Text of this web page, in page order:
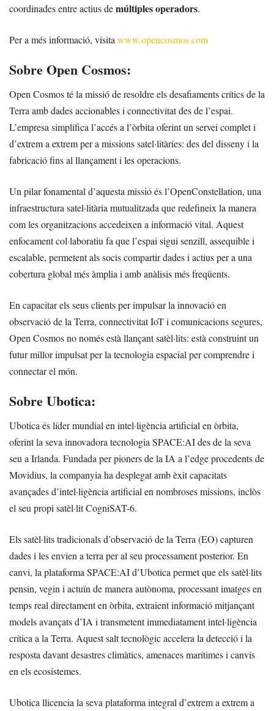
coordinades entre actius demúltiples operadors.
Per a més informació, visita www.opencosmos.com
Sobre Open Cosmos:
Open Cosmos té la missió de resoldre els desafiaments crítics de la
Terra amb dades accionables i connectivitat des de l’espai.
L’empresa simplifica l’accés a l’òrbita oferint un servei complet i
d’extrem a extrem per a missions satel·litàries: des del disseny i la
fabricació fins al llançament i les operacions.
Un pilar fonamental d’aquesta missió és l’OpenConstellation, una
infraestructura satel·litària mutualitzada que redefineix la manera
com les organitzacions accedeixen a informació vital. Aquest
enfocament col·laboratiu fa que l’espai sigui senzill, assequible i
escalable, permetent als socis compartir dades i actius per a una
cobertura global més àmplia i amb anàlisis més freqüents.
En capacitar els seus clients per impulsar la innovació en
observació de la Terra, connectivitat IoT i comunicacions segures,
Open Cosmos no només està llançant satèl·lits: està construint un
futur millor impulsat per la tecnologia espacial per comprendre i
connectar el món.
Sobre Ubotica:
Ubotica és líder mundial en intel·ligència artificial en òrbita,
oferint la seva innovadora tecnologia SPACE:AI des de la seva
seu a Irlanda. Fundada per pioners de la IA a l’edge procedents de
Movidius, la companyia ha desplegat amb èxit capacitats
avançades d’intel·ligència artificial en nombroses missions, inclòs
el seu propi satèl·lit CogniSAT-6.
Els satèl·lits tradicionals d’observació de la Terra (EO) capturen
dades i les envien a terra per al seu processament posterior. En
canvi, la plataforma SPACE:AI d’Ubotica permet que els satèl·lits
pensin, vegin i actuïn de manera autònoma, processant imatges en
temps real directament en òrbita, extraient informació mitjançant
models avançats d’IA i transmetent immediatament intel·ligència
crítica a la Terra. Aquest salt tecnològic accelera la detecció i la
resposta davant desastres climàtics, amenaces marítimes i canvis
en els ecosistemes.
Ubotica llicencia la seva plataforma integral d’extrem a extrem a